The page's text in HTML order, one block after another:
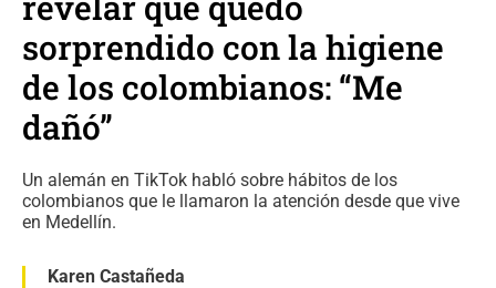
sorprendido con la higiene
de los colombianos: “Me
dañó”
Un alemán en TikTok habló sobre hábitos de los
colombianos que le llamaron la atención desde que vive
en Medellín.
Karen Castañeda